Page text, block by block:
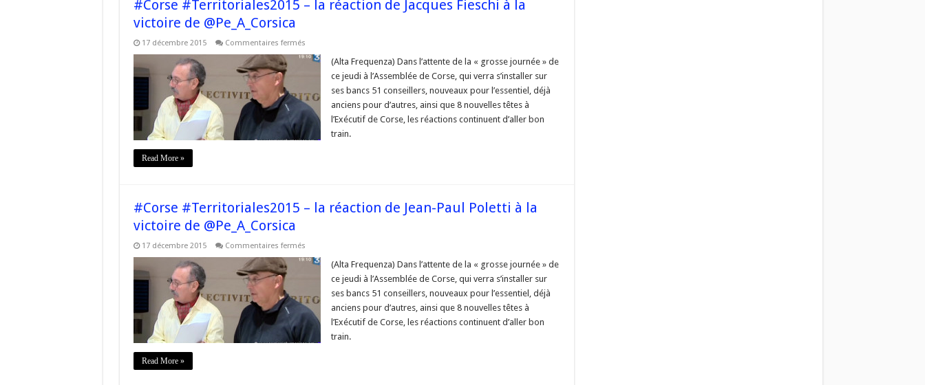
pas
#Corse #Territoriales2015 – la réaction de Jacques Fieschi à la
victoire de @Pe_A_Corsica
17 décembre 2015 Commentaires ferméssur
#Territoriales2015
réaction
de
Jacques
Fieschi
à
la
victoire
(Alta Frequenza) Dans l’attente de la « grosse journée » de
ce jeudi à l’Assemblée de Corse, qui verra s’installer sur
ses bancs 51 conseillers, nouveaux pour l’essentiel, déjà
anciens pour d’autres, ainsi que 8 nouvelles têtes à
l’Exécutif de Corse, les réactions continuent d’aller bon
train.
Read More »
#Corse #Territoriales2015 – la réaction de Jean-Paul Poletti à la
victoire de @Pe_A_Corsica
17 décembre 2015 Commentaires ferméssur
#Territoriales2015
réaction
de
Jean-
Paul
Poletti
à
la
(Alta Frequenza) Dans l’attente de la « grosse journée » de
ce jeudi à l’Assemblée de Corse, qui verra s’installer sur
ses bancs 51 conseillers, nouveaux pour l’essentiel, déjà
anciens pour d’autres, ainsi que 8 nouvelles têtes à
l’Exécutif de Corse, les réactions continuent d’aller bon
train.
Read More »